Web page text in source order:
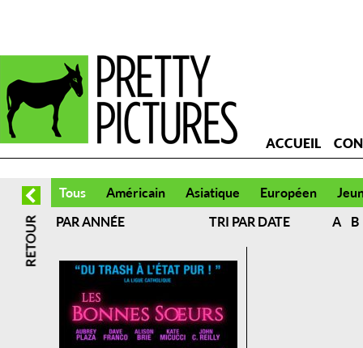
ACCUEIL
Tous Américain Asiatique Européen
PAR ANNÉE
TRI PAR DATE A B